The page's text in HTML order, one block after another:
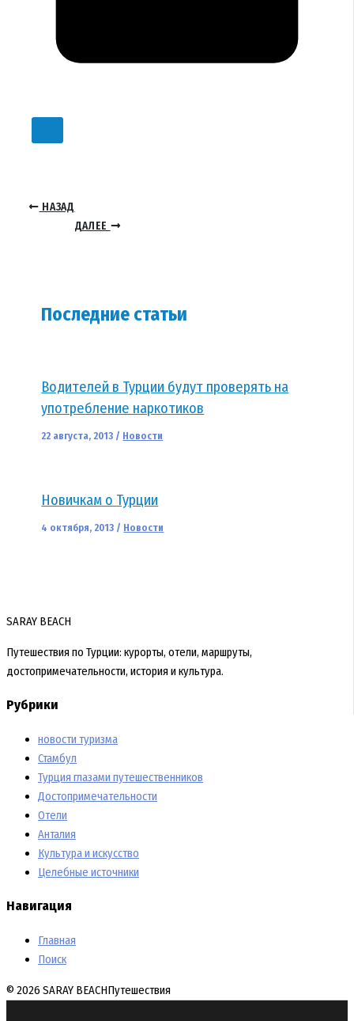
НАЗАД
ДАЛЕЕ
Последние статьи
Водителей в Турции будут проверять на
употребление наркотиков
22 августа, 2013 / Новости
Новичкам о Турции
4 октября, 2013 / Новости
SARAY BEACH
Путешествия по Турции: курорты, отели, маршруты,
достопримечательности, история и культура.
Рубрики
новости туризма
Стамбул
Турция глазами путешественников
Достопримечательности
Отели
Анталия
Культура и искусство
Целебные источники
Навигация
Главная
Поиск
© 2026 SARAY BEACHПутешествия